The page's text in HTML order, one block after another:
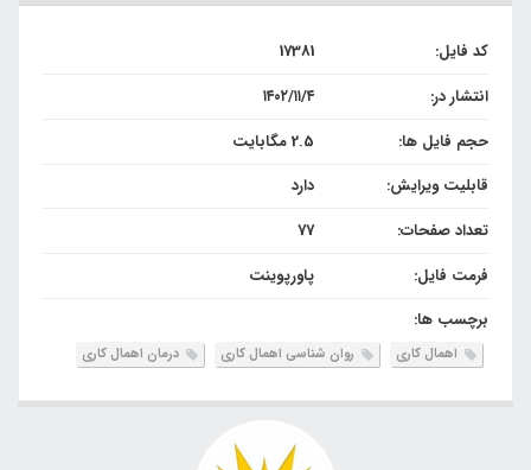
کد فایل:
17381
انتشار در:
۱۴۰۲/۱۱/۴
حجم فایل ها:
2.5 مگابایت
قابلیت ویرایش:
دارد
تعداد صفحات:
77
فرمت فایل:
پاورپوینت
برچسب ها:
اهمال کاری روان شناسی اهمال کاری درمان اهمال کاری